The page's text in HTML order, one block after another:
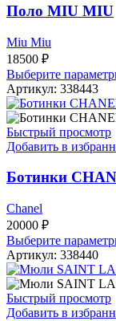
Поло MIU MIU
Miu Miu
18500 ₽
Выберите
Артикул: 338443
Быстрый просмотр
Добавить в
Ботинки
Chanel
20000 ₽
Выберите
Артикул: 338440
Быстрый просмотр
Добавить в